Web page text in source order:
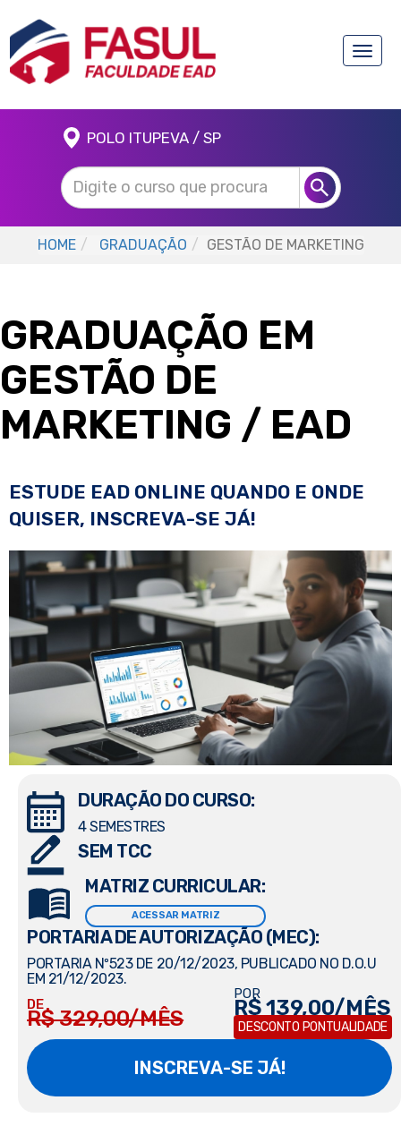
Toggle
POLO ITUPEVA / SP
HOME GRADUAÇÃO GESTÃO DE MARKETING
GRADUAÇÃO EM
GESTÃO DE
MARKETING / EAD
ESTUDE EAD ONLINE QUANDO E ONDE
QUISER, INSCREVA-SE JÁ!
DURAÇÃO DO CURSO:
4 SEMESTRES
SEM TCC
MATRIZ CURRICULAR:
ACESSAR MATRIZ
PORTARIA DE AUTORIZAÇÃO (MEC):
PORTARIA Nº523 DE 20/12/2023, PUBLICADO NO D.O.U
EM 21/12/2023.
DE
R$ 329,00/MÊS
POR
R$ 139,00/MÊS
DESCONTO PONTUALIDADE
INSCREVA-SE JÁ!